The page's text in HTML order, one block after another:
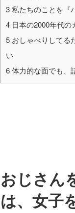
3私たちのことを『
4 日本の2000年代
5 おしゃべりしてる
い
6体力的な面でも、
おじさん
は、女子